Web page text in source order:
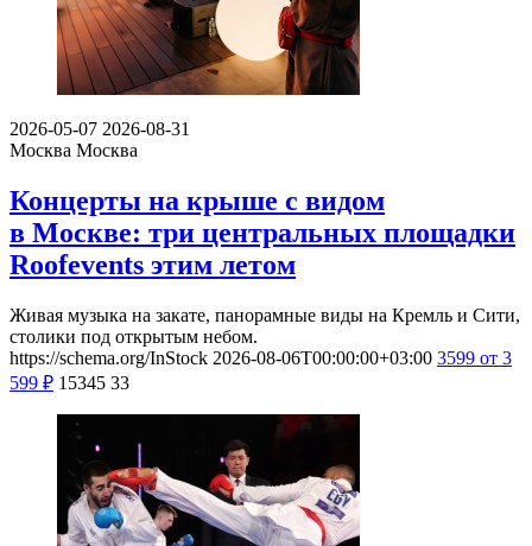
2026-05-07 2026-08-31
Москва Москва
Концерты на крыше с видом
в Москве: три центральных площадки
Roofevents этим летом
Живая музыка на закате, панорамные виды на Кремль и Сити,
столики под открытым небом.
https://schema.org/InStock 2026-08-06T00:00:00+03:00 3599 от 3
599 ₽ 15345 33